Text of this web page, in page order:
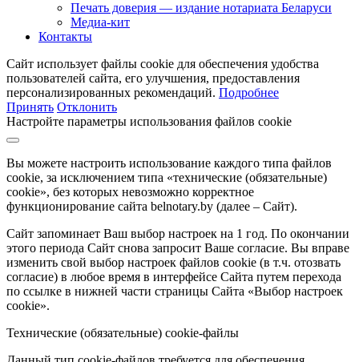
Печать доверия — издание нотариата Беларуси
Медиа-кит
Контакты
Сайт использует файлы cookie для обеспечения удобства
пользователей сайта, его улучшения, предоставления
персонализированных рекомендаций. Подробнее
Принять Отклонить
Настройте параметры использования файлов cookie
Вы можете настроить использование каждого типа файлов
cookie, за исключением типа «технические (обязательные)
cookie», без которых невозможно корректное
функционирование сайта belnotary.by (далее – Сайт).
Сайт запоминает Ваш выбор настроек на 1 год. По окончании
этого периода Сайт снова запросит Ваше согласие. Вы вправе
изменить свой выбор настроек файлов cookie (в т.ч. отозвать
согласие) в любое время в интерфейсе Сайта путем перехода
по ссылке в нижней части страницы Сайта «Выбор настроек
cookie».
Технические (обязательные) cookie-файлы